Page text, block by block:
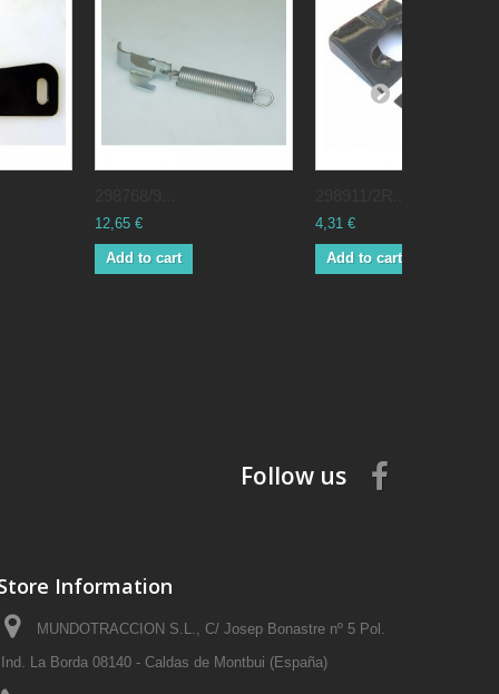
12,65 €
Add to cart
4,31 €
Add to cart
Follow us
Information
MUNDOTRACCION S.L., C/ Josep Bonastre nº 5 Pol.
Ind. La Borda 08140 - Caldas de Montbui (España)